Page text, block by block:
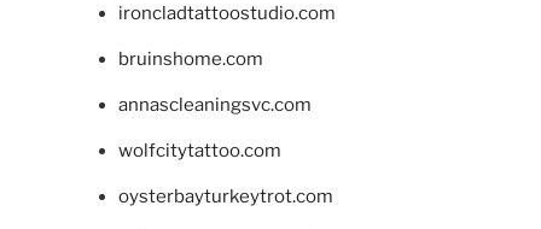
ironcladtattoostudio.com
bruinshome.com
annascleaningsvc.com
wolfcitytattoo.com
oysterbayturkeytrot.com